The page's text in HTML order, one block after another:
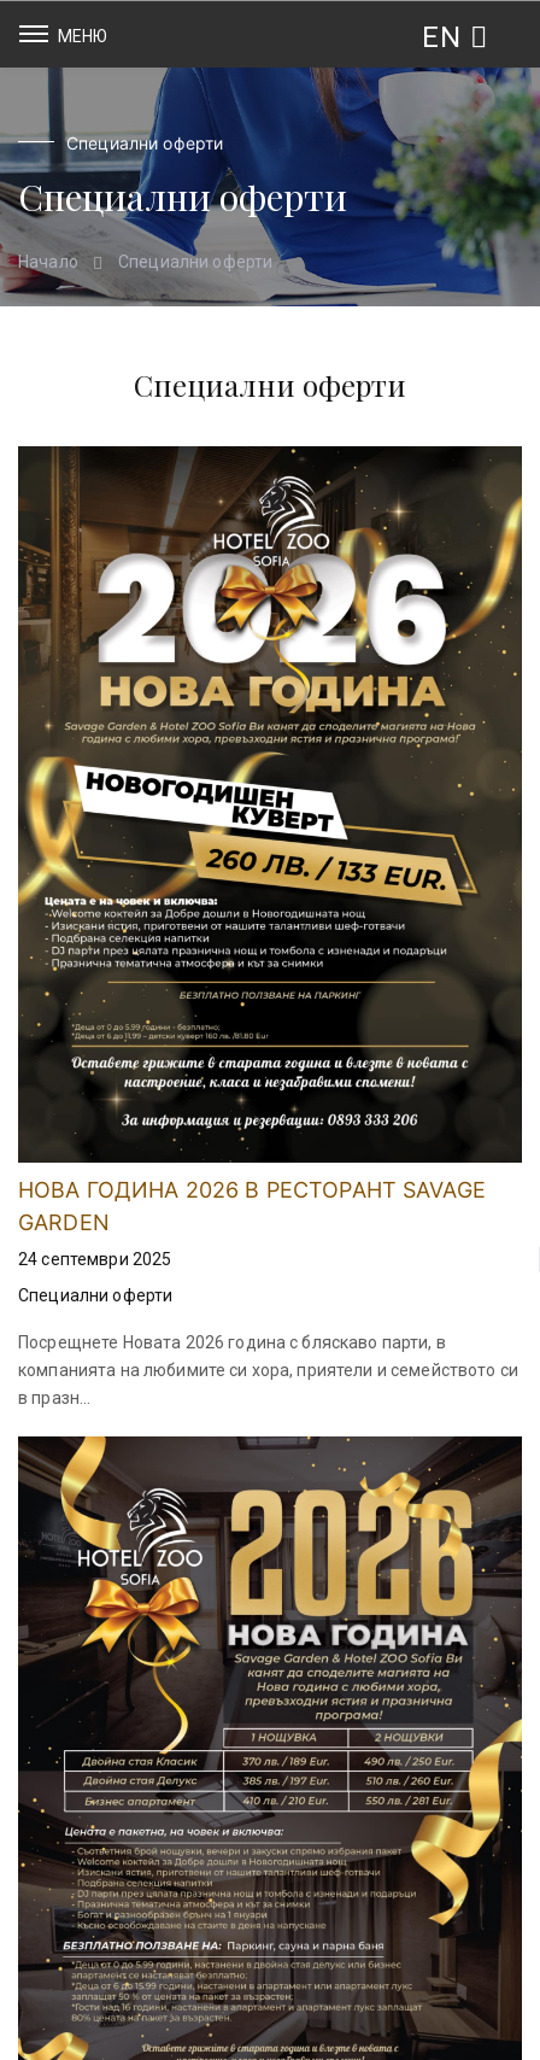
МЕНЮ EN
Специални оферти
Специални оферти
Начало Специални оферти
Специални оферти
НОВА ГОДИНА 2026 В РЕСТОРАНТ SAVAGE
GARDEN
24 септември 2025
Специални оферти
Посрещнете Новата 2026 година с бляскаво парти, в
компанията на любимите си хора, приятели и семейството си
в празн...